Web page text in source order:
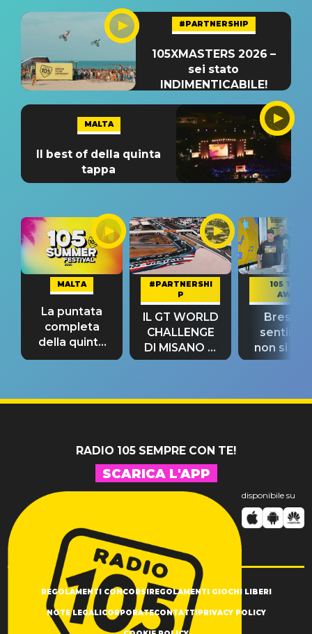
#PARTNERSHIP
105XMASTERS 2026 –
sei stato
INDIMENTICABILE!
MALTA
Il best of della quinta
tappa
MALTA
La puntata
completa
della quinta
tappa
#PARTNERSHI
P
IL GT WORLD
CHALLENGE
DI MISANO si
riconferma
105 TAKE
AWAY
Bresh:
non si
fino alla
RADIO 105 SEMPRE CON TE!
SCARICA L'APP
disponibile su
REGOLAMENTI CONCORSI REGOLAMENTI GIOCHI LIBERI
NOTE LEGALI CORPORATECONTATTI PRIVACY POLICY